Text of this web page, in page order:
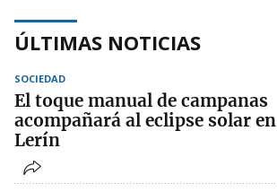
ÚLTIMAS NOTICIAS
SOCIEDAD
El toque manual de campanas
acompañará al eclipse solar en
Lerín